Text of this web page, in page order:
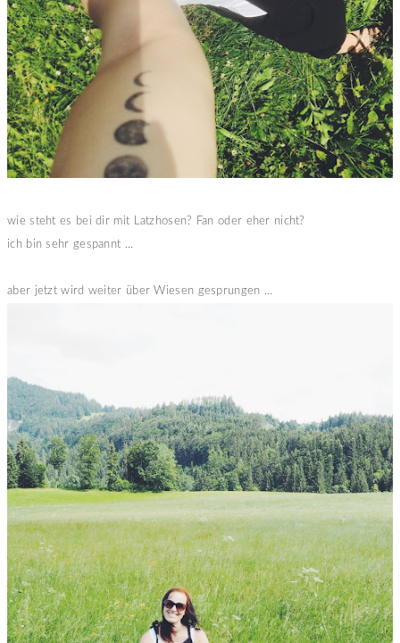
wie steht es bei dir mit Latzhosen? Fan oder eher nicht?
ich bin sehr gespannt ...
aber jetzt wird weiter über Wiesen gesprungen ...